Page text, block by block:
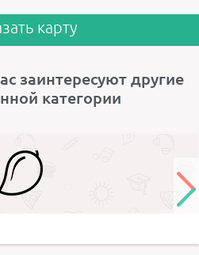
карту
заинтересуют другие
категории